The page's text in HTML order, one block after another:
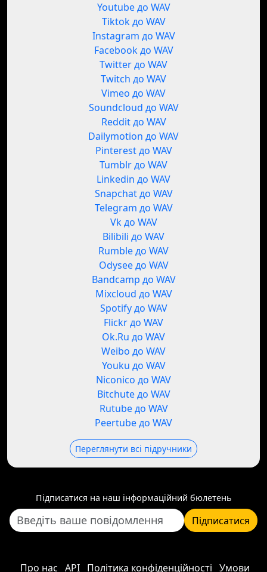
Youtube до WAV
Tiktok до WAV
Instagram до WAV
Facebook до WAV
Twitter до WAV
Twitch до WAV
Vimeo до WAV
Soundcloud до WAV
Reddit до WAV
Dailymotion до WAV
Pinterest до WAV
Tumblr до WAV
Linkedin до WAV
Snapchat до WAV
Telegram до WAV
Vk до WAV
Bilibili до WAV
Rumble до WAV
Odysee до WAV
Bandcamp до WAV
Mixcloud до WAV
Spotify до WAV
Flickr до WAV
Ok.Ru до WAV
Weibo до WAV
Youku до WAV
Niconico до WAV
Bitchute до WAV
Rutube до WAV
Peertube до WAV
Переглянути всі підручники
Підписатися на наш інформаційний бюлетень
Підписатися
Про нас API Політика конфіденційності Умови